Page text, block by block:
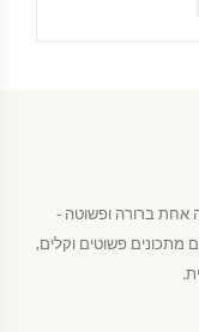
אחת ברורה ופשוטה -
פשוטים וקלים,